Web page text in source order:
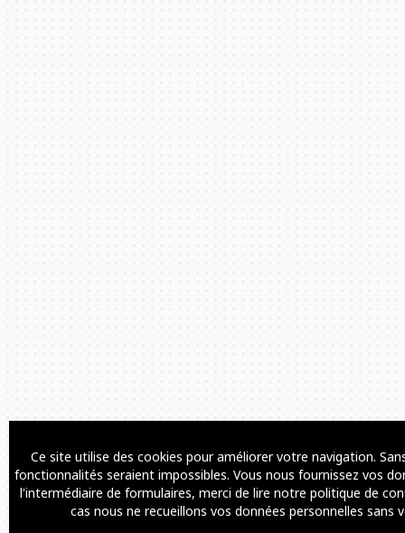
Ce site utilise des cookies pour améliorer votre navigation.
fonctionnalités seraient impossibles. Vous nous fournissez vos
l'intermédiaire de formulaires, merci de lire notre politique de
cas nous ne recueillons vos données personnelles sans